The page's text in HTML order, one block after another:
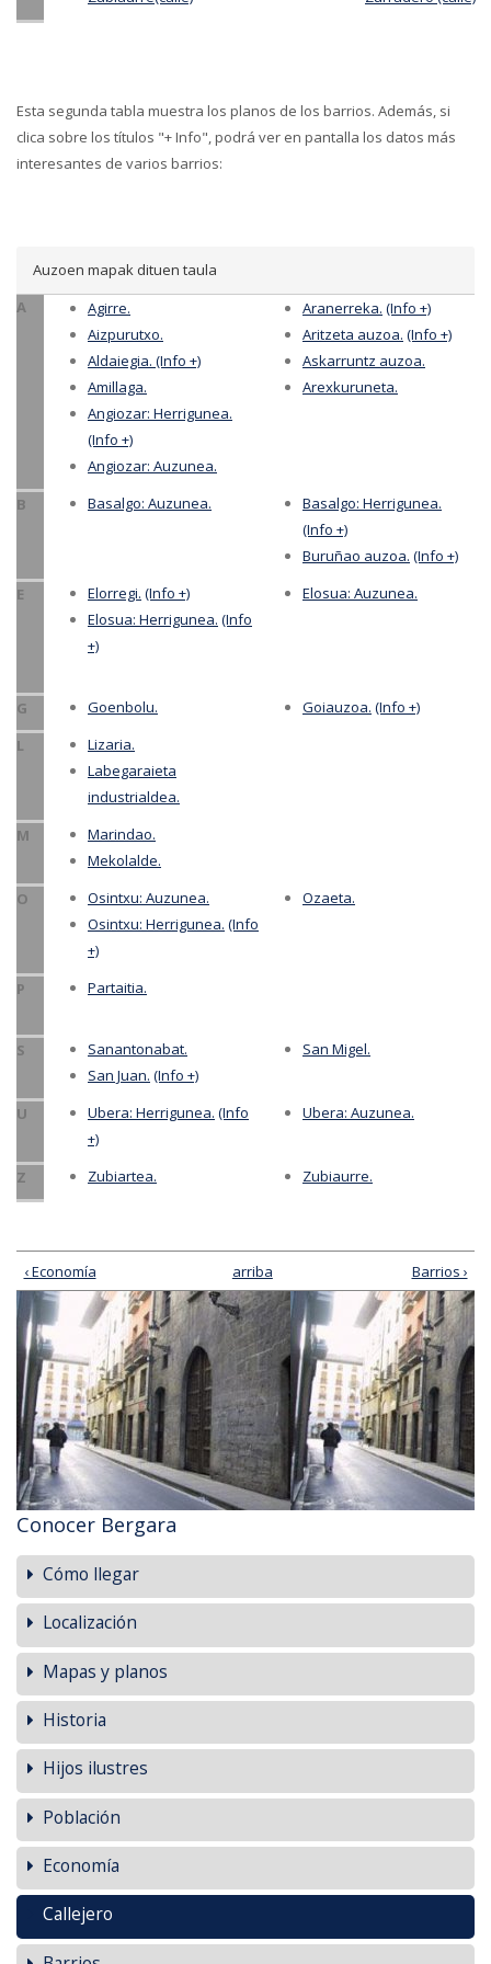
Esta segunda tabla muestra los planos de los barrios. Además, si
clica sobre los títulos "+ Info", podrá ver en pantalla los datos más
interesantes de varios barrios:
Auzoen mapak dituen taula
A
Agirre.
Aizpurutxo.
Aldaiegia. (Info +)
Amillaga.
Angiozar: Herrigunea.
(Info +)
Angiozar: Auzunea.
Aranerreka. (Info +)
Aritzeta auzoa. (Info +)
Askarruntz auzoa.
Arexkuruneta.
B Basalgo: Auzunea.
Basalgo: Herrigunea.
(Info +)
Buruñao auzoa. (Info +)
E
Elorregi. (Info +)
Elosua: Herrigunea. (Info
+)
Elosua: Auzunea.
G Goenbolu. Goiauzoa. (Info +)
L
Lizaria.
Labegaraieta
industrialdea.
M
Marindao.
Mekolalde.
O
Osintxu: Auzunea.
Osintxu: Herrigunea. (Info
+)
Ozaeta.
P Partaitia.
S
Sanantonabat.
San Juan. (Info +)
San Migel.
U Ubera: Herrigunea. (Info
+)
Ubera: Auzunea.
Z Zubiartea. Zubiaurre.
‹ Economía arriba Barrios ›
Conocer Bergara
Cómo llegar
Localización
Mapas y planos
Historia
Hijos ilustres
Población
Economía
Callejero